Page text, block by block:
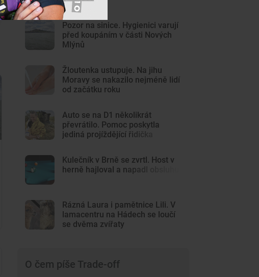
Nejnovější články
Pozor na sinice. Hygienici varují
před koupáním v části Nových
Mlýnů
Žloutenka ustupuje. Na jihu
Moravy se nakazilo nejméně lidí
od začátku roku
Auto se na D1 několikrát
převrátilo. Pomoc poskytla
jediná projíždějící řidička
Kulečník v Brně se zvrtl. Host v
herně hajloval a napadl obsluhu
Rázná Laura i pamětnice Lili. V
lamacentru na Hádech se loučí
se dvěma zvířaty
O čem píše Trade-off